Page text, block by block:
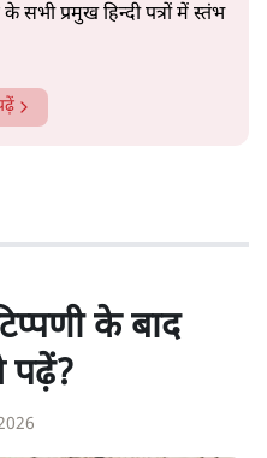
सभी प्रमुख हिन्दी पत्रों में स्तंभ
के बाद
पढ़ें?